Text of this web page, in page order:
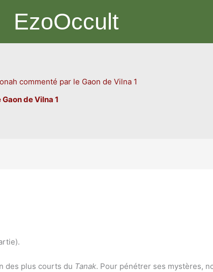
EzoOccult
commenté par le Gaon de Vilna 1
de Vilna 1
des plus courts du Tanak. Pour pénétrer ses mystères,